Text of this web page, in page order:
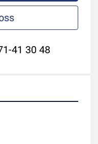
41 30 48